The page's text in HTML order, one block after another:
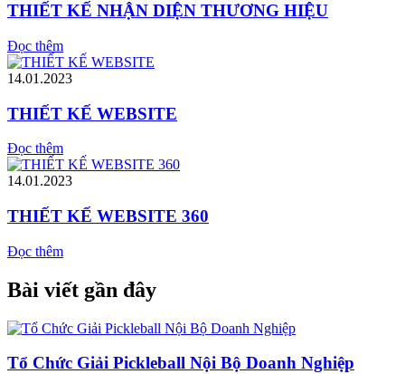
THIẾT KẾ NHẬN DIỆN THƯƠNG HIỆU
Đọc thêm
14.01.2023
THIẾT KẾ WEBSITE
Đọc thêm
14.01.2023
THIẾT KẾ WEBSITE 360
Đọc thêm
Bài viết gần đây
Tổ Chức Giải Pickleball Nội Bộ Doanh Nghiệp